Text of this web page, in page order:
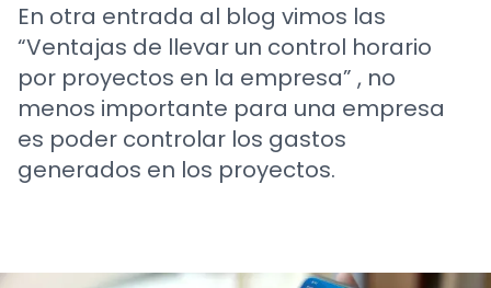
En otra entrada al blog vimos las
“Ventajas de llevar un control horario
por proyectos en la empresa” , no
menos importante para una empresa
es poder controlar los gastos
generados en los proyectos.